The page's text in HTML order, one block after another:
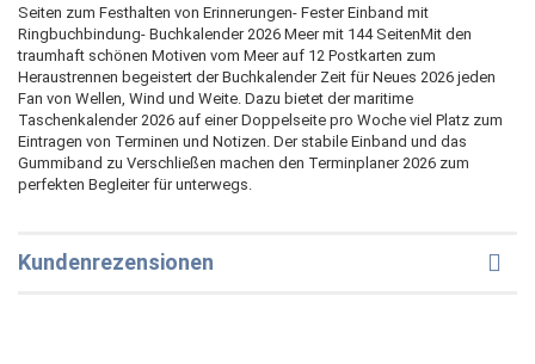
Seiten zum Festhalten von Erinnerungen- Fester Einband mit
Ringbuchbindung- Buchkalender 2026 Meer mit 144 SeitenMit den
traumhaft schönen Motiven vom Meer auf 12 Postkarten zum
Heraustrennen begeistert der Buchkalender Zeit für Neues 2026 jeden
Fan von Wellen, Wind und Weite. Dazu bietet der maritime
Taschenkalender 2026 auf einer Doppelseite pro Woche viel Platz zum
Eintragen von Terminen und Notizen. Der stabile Einband und das
Gummiband zu Verschließen machen den Terminplaner 2026 zum
perfekten Begleiter für unterwegs.
Kundenrezensionen